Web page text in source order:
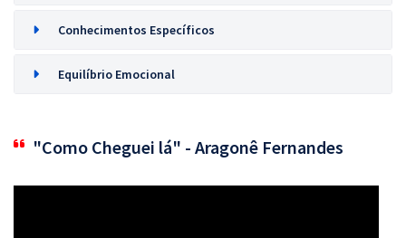
Conhecimentos Específicos
Equilíbrio Emocional
"Como Cheguei lá" - Aragonê Fernandes